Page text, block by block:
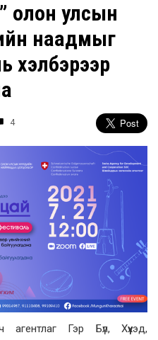
олон улсын
наадмыг
хэлбэрээр
4
агентлаг Гэр Бүл, Хүүхэд,